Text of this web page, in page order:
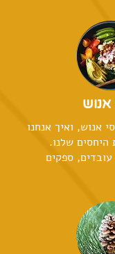
אנוש
אנוש, ואיך אנחנו
היחסים שלנו.
עובדים, ספקים